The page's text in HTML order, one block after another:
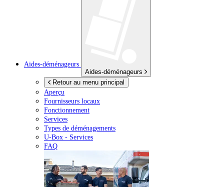
Aides-déménageurs
Aides-déménageurs
Retour au menu principal
Aperçu
Fournisseurs locaux
Fonctionnement
Services
Types de déménagements
U-Box - Services
FAQ